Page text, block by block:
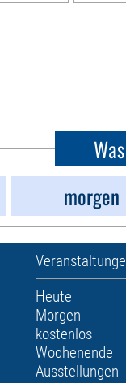
morgen
Heute
Morgen
kostenlos
Wochenende
Ausstellungen